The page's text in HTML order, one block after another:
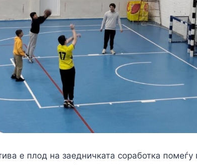
е плод на заедничката соработка помеѓу